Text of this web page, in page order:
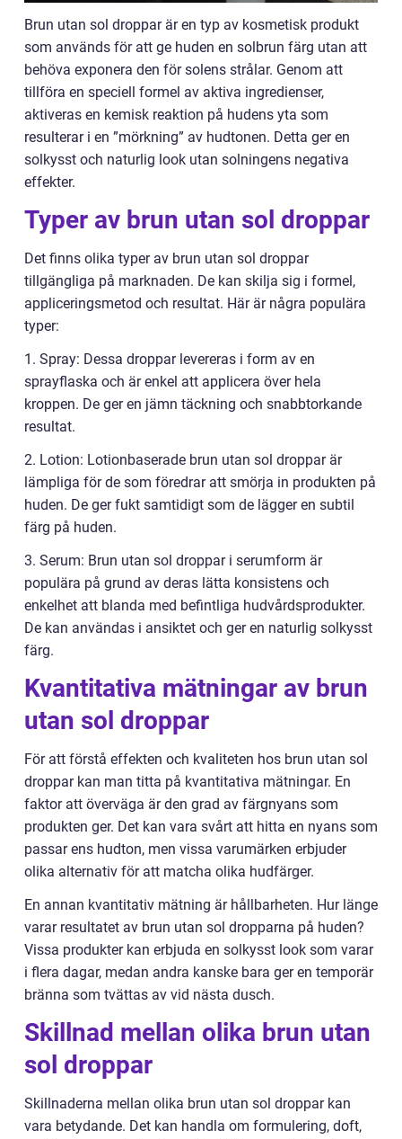
Brun utan sol droppar är en typ av kosmetisk produkt
som används för att ge huden en solbrun färg utan att
behöva exponera den för solens strålar. Genom att
tillföra en speciell formel av aktiva ingredienser,
aktiveras en kemisk reaktion på hudens yta som
resulterar i en ”mörkning” av hudtonen. Detta ger en
solkysst och naturlig look utan solningens negativa
effekter.
Typer av brun utan sol droppar
Det finns olika typer av brun utan sol droppar
tillgängliga på marknaden. De kan skilja sig i formel,
appliceringsmetod och resultat. Här är några populära
typer:
1. Spray: Dessa droppar levereras i form av en
sprayflaska och är enkel att applicera över hela
kroppen. De ger en jämn täckning och snabbtorkande
resultat.
2. Lotion: Lotionbaserade brun utan sol droppar är
lämpliga för de som föredrar att smörja in produkten på
huden. De ger fukt samtidigt som de lägger en subtil
färg på huden.
3. Serum: Brun utan sol droppar i serumform är
populära på grund av deras lätta konsistens och
enkelhet att blanda med befintliga hudvårdsprodukter.
De kan användas i ansiktet och ger en naturlig solkysst
färg.
Kvantitativa mätningar av brun
utan sol droppar
För att förstå effekten och kvaliteten hos brun utan sol
droppar kan man titta på kvantitativa mätningar. En
faktor att överväga är den grad av färgnyans som
produkten ger. Det kan vara svårt att hitta en nyans som
passar ens hudton, men vissa varumärken erbjuder
olika alternativ för att matcha olika hudfärger.
En annan kvantitativ mätning är hållbarheten. Hur länge
varar resultatet av brun utan sol dropparna på huden?
Vissa produkter kan erbjuda en solkysst look som varar
i flera dagar, medan andra kanske bara ger en temporär
bränna som tvättas av vid nästa dusch.
Skillnad mellan olika brun utan
sol droppar
Skillnaderna mellan olika brun utan sol droppar kan
vara betydande. Det kan handla om formulering, doft,